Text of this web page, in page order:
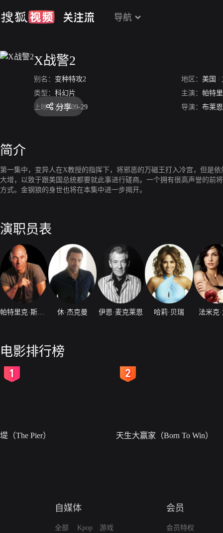
导航
X战警2
别名： 变种特攻2 地区： 美国 /
类型： 科幻片 主演： 帕特
上映： 2003-09-29 导演： 布莱
分享
简介
第一集中，变异人在X教授的指挥下，将邪恶的万磁王打入冷宫，但是
大增，以致于跟美国总统都要就此事进行磋商。一个拥有很高声誉的前
方式。金钢狼的身世也将在本集中进一步揭开。
演职员表
休·杰克曼 伊恩·麦克莱恩 哈莉·贝瑞 法米克
电影排行榜
堤（The Pier） 天生大赢家（Born To Win）
自媒体
全部
Kpop
游戏
会员
会员特权